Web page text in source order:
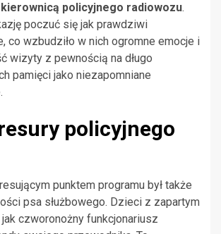
policyjnego radiowozu.
poczuć się jak prawdziwi
co wzbudziło w nich ogromne emocje i
wizyty z pewnością na długo
pamięci jako niezapomniane
policyjnego
punktem programu był także
psa służbowego. Dzieci z zapartym
jak czworonożny funkcjonariusz